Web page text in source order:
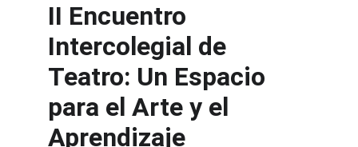
II Encuentro
Intercolegial de
Teatro: Un Espacio
para el Arte y el
Aprendizaje